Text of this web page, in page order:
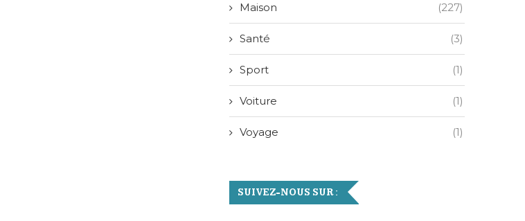
Maison (227)
Santé (3)
Sport (1)
Voiture (1)
Voyage (1)
SUIVEZ-NOUS SUR :